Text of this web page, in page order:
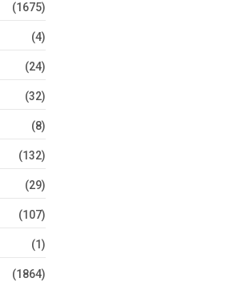
(1675)
(4)
(24)
(32)
(8)
(132)
(29)
(107)
(1)
(1864)